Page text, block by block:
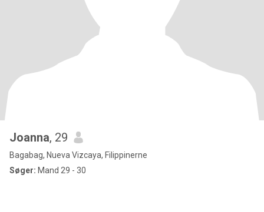
Joanna, 29
Bagabag, Nueva Vizcaya, Filippinerne
Søger: Mand 29 - 30